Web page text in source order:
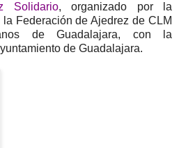
Solidario, organizado por la
Federación de Ajedrez de CLM
de Guadalajara, con la
de Guadalajara.